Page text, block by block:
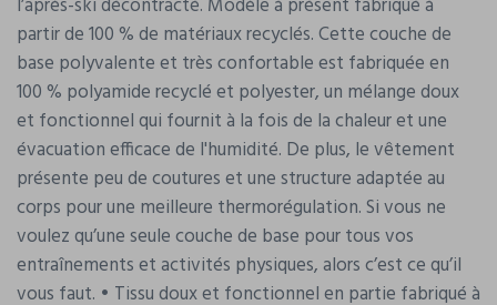
partir de 100 % de matériaux recyclés. Cette couche de
base polyvalente et très confortable est fabriquée en
100 % polyamide recyclé et polyester, un mélange doux
et fonctionnel qui fournit à la fois de la chaleur et une
évacuation efficace de l'humidité. De plus, le vêtement
présente peu de coutures et une structure adaptée au
corps pour une meilleure thermorégulation. Si vous ne
voulez qu’une seule couche de base pour tous vos
entraînements et activités physiques, alors c’est ce qu’il
vous faut. • Tissu doux et fonctionnel en partie fabriqué à